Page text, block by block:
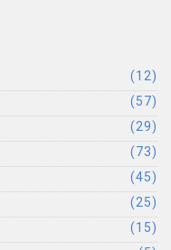
(12)
(57)
(29)
(73)
(45)
(25)
(15)